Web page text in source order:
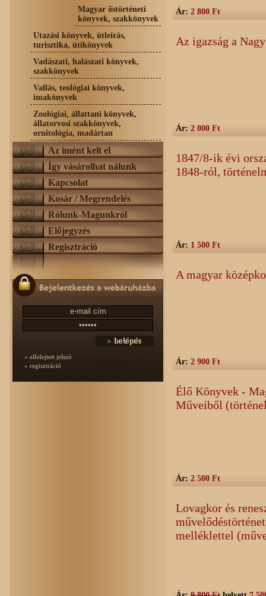
Magyar őstörténeti
könyvek, szakkönyvek
Utazási könyvek, útleírás,
turisztika, útikönyvek
Vadászati, halászati könyvek,
szakkönyvek
Vallás, teológiai könyvek,
imakönyvek
Zoológiai, állattani könyvek,
állatorvosi szakkönyvek,
ornitológia, madártan
Az imént kelt el
Így vásárolhat nálunk
Kapcsolat
Kosár / Megrendelés
Rólunk-Magunkról
Előjegyzés
Regisztráció
» elfelejtett jelszó
» regisztráció
Ár: 2 800 Ft
Az igazság a
Ár: 2 000 Ft
1847/8-ik évi
1848-ról,
Ár: 1 500 Ft
A magyar
Ár: 2 900 Ft
Élő Könyvek -
Műveiből
Ár: 2 500 Ft
Lovagkor és
melléklettel